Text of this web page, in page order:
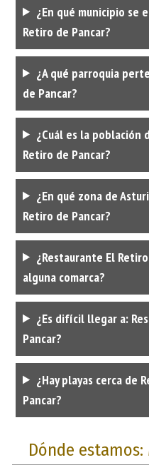
¿En qué municipio se
Retiro de Pancar?
¿A qué parroquia
de Pancar?
¿Cuál es la población
Retiro de Pancar?
¿En qué zona de
Retiro de Pancar?
¿Restaurante El
alguna comarca?
¿Es difícil llegar a:
Pancar?
¿Hay playas cerca de
Pancar?
Dónde